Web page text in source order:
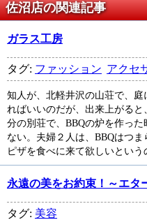
佐沼店の関連記事
ガラス工房
タグ: ファッション アクセ
知人が、北軽井沢の山荘で、
ればいいのだが、出来上がる
分の別荘で、BBQの炉を作っ
ない。夫婦２人は、BBQはつ
ピザを食べに来て欲しいという
永遠の美をお約束！～エタ
タグ: 美容